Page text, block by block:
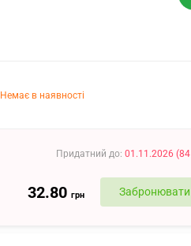
Немає в наявності
Придатний до: 01.11.2026 (84
32.80 грн Забронювати